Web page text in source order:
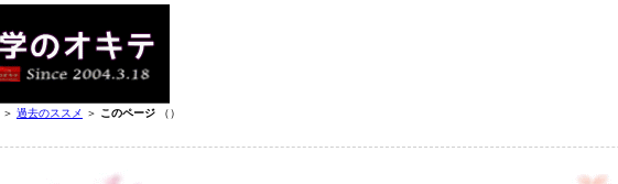
＞ 過去のススメ ＞ このページ （）